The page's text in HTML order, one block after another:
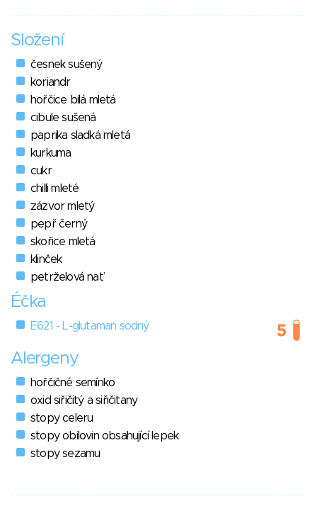
Složení
česnek sušený
koriandr
hořčice bílá mletá
cibule sušená
paprika sladká mletá
kurkuma
cukr
chilli mleté
zázvor mletý
pepř černý
skořice mletá
klinček
petrželová nať
Éčka
E621 - L-glutaman sodný
Alergeny
hořčičné semínko
oxid siřičitý a siřičitany
stopy celeru
stopy obilovin obsahující lepek
stopy sezamu